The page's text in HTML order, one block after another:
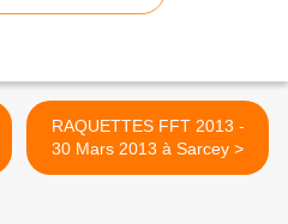
RAQUETTES FFT 2013 -
30 Mars 2013 à Sarcey >